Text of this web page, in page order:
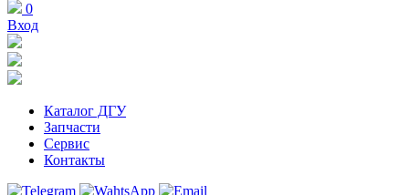
0
Вход
Каталог ДГУ
Запчасти
Сервис
Контакты